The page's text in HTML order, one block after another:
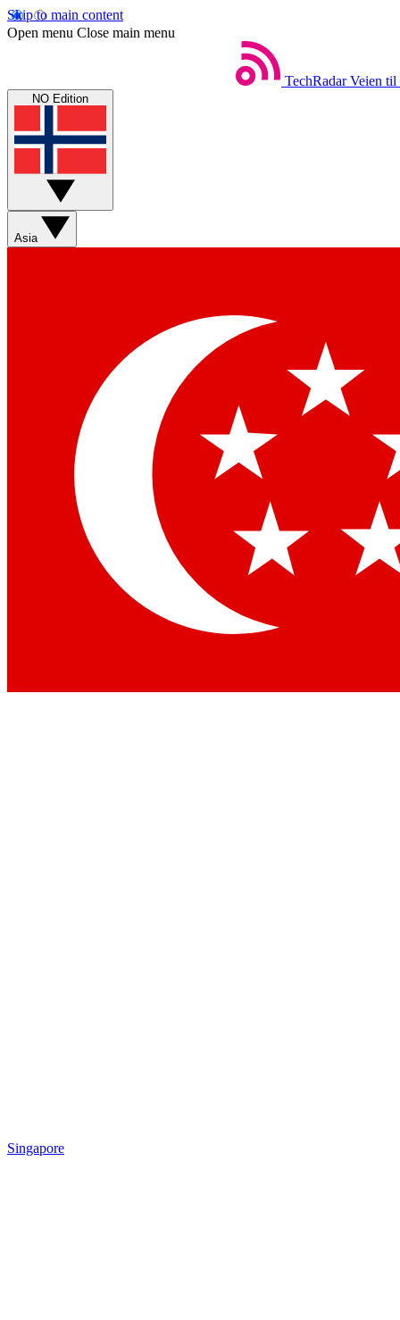
Skip to main content
Open menu Close main menu
TechRadar Veien til
NO Edition
Asia
Singapore